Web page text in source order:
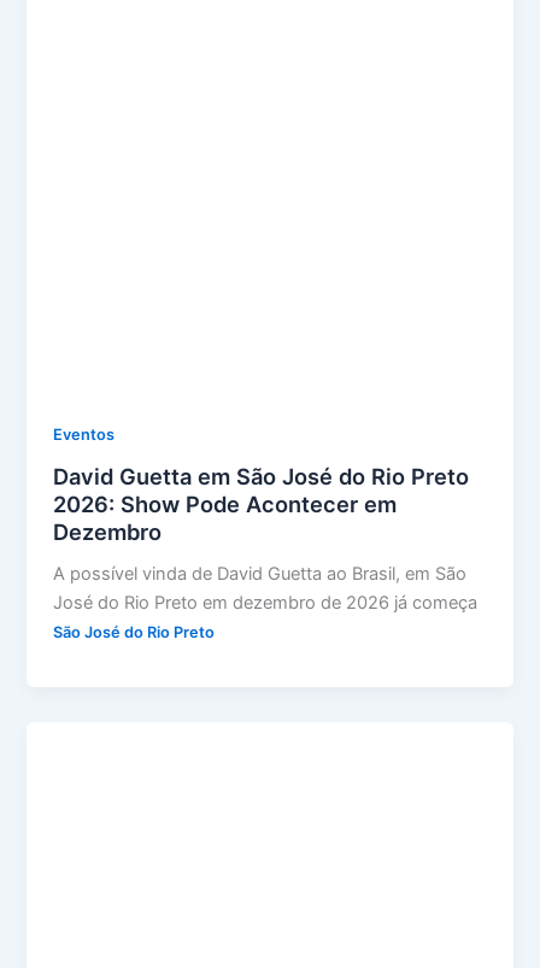
Eventos
David Guetta em São José do Rio Preto
2026: Show Pode Acontecer em
Dezembro
A possível vinda de David Guetta ao Brasil, em São
José do Rio Preto em dezembro de 2026 já começa
São José do Rio Preto